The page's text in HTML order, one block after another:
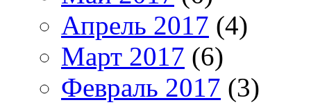
Апрель 2017 (4)
Март 2017 (6)
Февраль 2017 (3)